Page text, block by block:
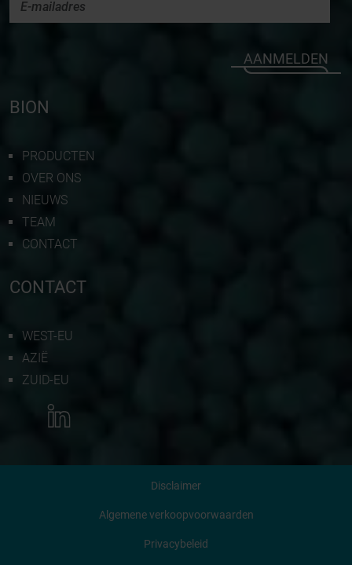
AANMELDEN
BION
PRODUCTEN
OVER ONS
NIEUWS
TEAM
CONTACT
CONTACT
WEST-EU
AZIË
ZUID-EU
NEEM CONTACT MET ONS OP
Disclaimer
Algemene verkoopvoorwaarden
Privacybeleid